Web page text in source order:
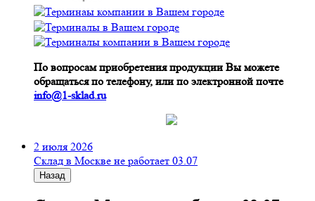
По вопросам приобретения продукции Вы можете
обращаться по телефону, или по электронной почте
info@1-sklad.ru
2 июля 2026
Склад в Москве не работает 03.07
Назад